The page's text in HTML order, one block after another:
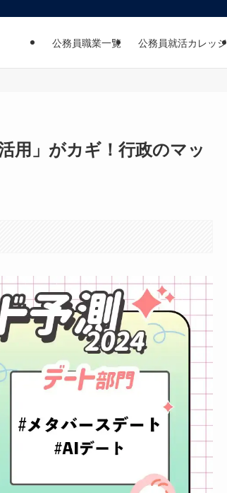
公務員職業一覧 公務員就活カレッジ
用」がカギ！行政のマッ